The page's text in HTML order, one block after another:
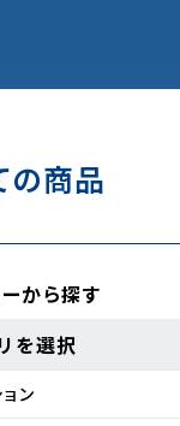
の商品
から探す
を選択
ン